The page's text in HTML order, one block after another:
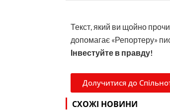
Текст, який ви щойно
допомагає «Репортеру»
Інвестуйте в правду!
Долучитися до
СХОЖІ НОВИНИ